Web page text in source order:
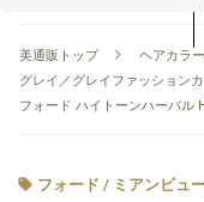
美通販トップ ヘアカラ
グレイ／グレイファッション
フォード ハイトーンハーバル
フォード / ミアンビュ